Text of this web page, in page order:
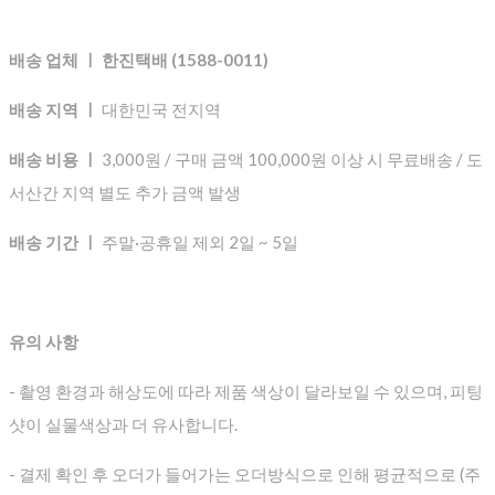
배송 업체 ㅣ 한진택배 (1588-0011)
배송 지역 ㅣ 대한민국 전지역
배송 비용 ㅣ 3,000원 / 구매 금액 100,000원 이상 시 무료배송 / 도
서산간 지역 별도 추가 금액 발생
배송 기간 ㅣ 주말·공휴일 제외 2일 ~ 5일
유의 사항
- 촬영 환경과 해상도에 따라 제품 색상이 달라보일 수 있으며, 피팅
샷이 실물색상과 더 유사합니다.
- 결제 확인 후 오더가 들어가는 오더방식으로 인해 평균적으로 (주